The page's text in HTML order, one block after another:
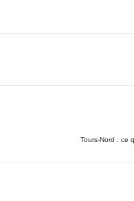
Tours-Nord : ce